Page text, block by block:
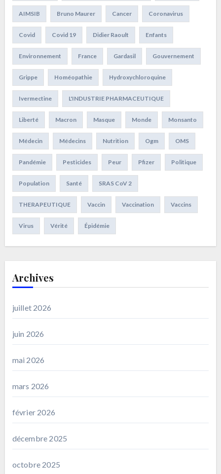
AIMSIB Bruno Maurer Cancer Coronavirus
Covid Covid 19 Didier Raoult Enfants
Environnement France Gardasil Gouvernement
Grippe Homéopathie Hydroxychloroquine
Ivermectine L'INDUSTRIE PHARMACEUTIQUE
Liberté Macron Masque Monde Monsanto
Médecin Médecins Nutrition Ogm OMS
Pandémie Pesticides Peur Pfizer Politique
Population Santé SRAS CoV 2
THERAPEUTIQUE Vaccin Vaccination Vaccins
Virus Vérité Épidémie
Archives
juillet 2026
juin 2026
mai 2026
mars 2026
février 2026
décembre 2025
octobre 2025